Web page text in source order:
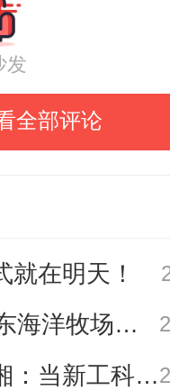
任结合本
，并就如何
合、特色培
进行了热烈
。
第二场座
发
全部评论
在明天！
国企引领千亿投资，广东海洋牧场这场会议信息量很大
思想耀岭南 | 对话李泽湘：当新工科教育遇上大湾区超级供应链